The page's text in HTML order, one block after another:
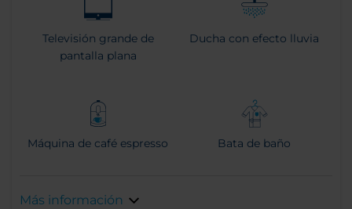
Televisión grande de
pantalla plana
Ducha con efecto lluvia
Máquina de café espresso Bata de baño
Más información